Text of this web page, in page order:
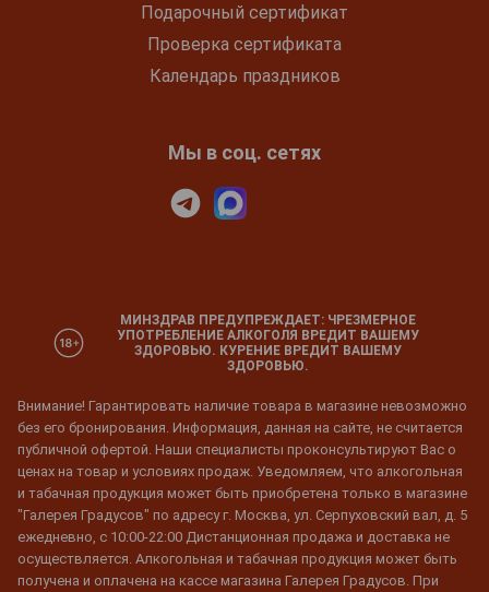
Подарочный сертификат
Проверка сертификата
Календарь праздников
Мы в соц. сетях
МИНЗДРАВ ПРЕДУПРЕЖДАЕТ: ЧРЕЗМЕРНОЕ
УПОТРЕБЛЕНИЕ АЛКОГОЛЯ ВРЕДИТ ВАШЕМУ
ЗДОРОВЬЮ. КУРЕНИЕ ВРЕДИТ ВАШЕМУ
ЗДОРОВЬЮ.
Внимание! Гарантировать наличие товара в магазине невозможно
без его бронирования. Информация, данная на сайте, не считается
публичной офертой. Наши специалисты проконсультируют Вас о
ценах на товар и условиях продаж. Уведомляем, что алкогольная
и табачная продукция может быть приобретена только в магазине
"Галерея Градусов" по адресу г. Москва, ул. Серпуховский вал, д. 5
ежедневно, с 10:00-22:00 Дистанционная продажа и доставка не
осуществляется. Алкогольная и табачная продукция может быть
получена и оплачена на кассе магазина Галерея Градусов. При